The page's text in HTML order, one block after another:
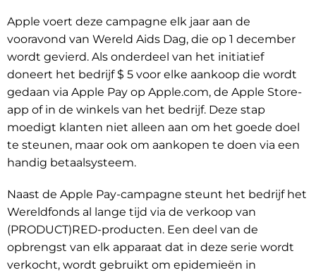
Apple voert deze campagne elk jaar aan de
vooravond van Wereld Aids Dag, die op 1 december
wordt gevierd. Als onderdeel van het initiatief
doneert het bedrijf $ 5 voor elke aankoop die wordt
gedaan via Apple Pay op Apple.com, de Apple Store-
app of in de winkels van het bedrijf. Deze stap
moedigt klanten niet alleen aan om het goede doel
te steunen, maar ook om aankopen te doen via een
handig betaalsysteem.
Naast de Apple Pay-campagne steunt het bedrijf het
Wereldfonds al lange tijd via de verkoop van
(PRODUCT)RED-producten. Een deel van de
opbrengst van elk apparaat dat in deze serie wordt
verkocht, wordt gebruikt om epidemieën in